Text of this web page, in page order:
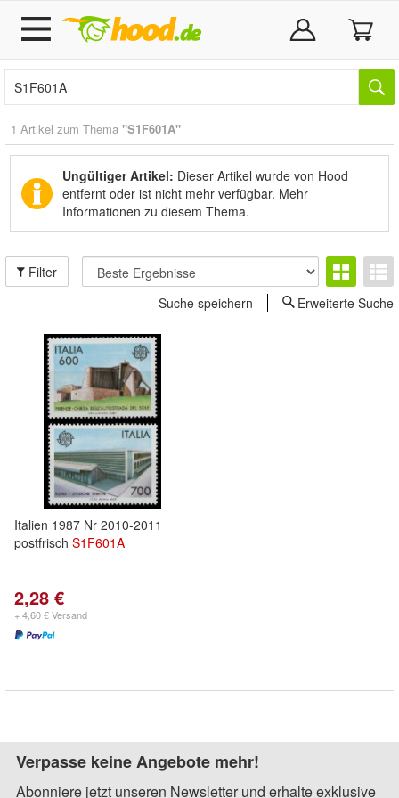
1 Artikel zum Thema "S1F601A"
Ungültiger Artikel: Dieser Artikel wurde von Hood
entfernt oder ist nicht mehr verfügbar. Mehr
Informationen zu diesem Thema.
Filter
Suche speichern
Erweiterte Suche
Italien 1987 Nr 2010-2011
postfrisch S1F601A
2,28 €
+ 4,60 € Versand
Verpasse keine Angebote mehr!
Abonniere jetzt unseren Newsletter und erhalte exklusive